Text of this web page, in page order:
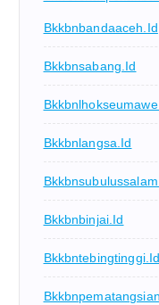
Bkkbnbandaaceh.id
Bkkbnsabang.id
Bkkbnlangsa.id
Bkkbnbinjai.id
Bkkbntebingtinggi.id